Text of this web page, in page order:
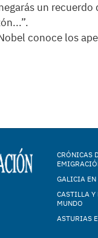
un
conoce los
CRÓNICAS
GALICIA EN
CASTILLA Y
MUNDO
ASTURIAS